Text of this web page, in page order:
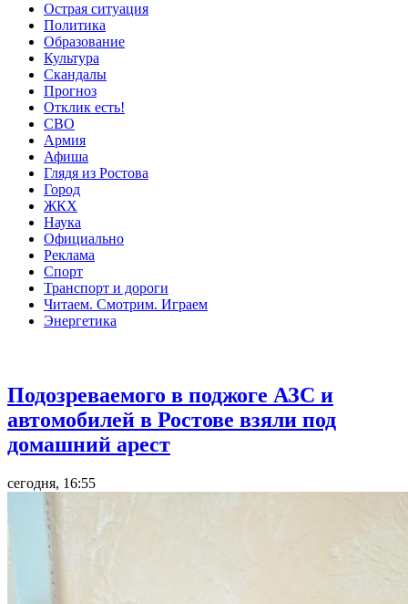
Острая ситуация
Политика
Образование
Культура
Скандалы
Прогноз
Отклик есть!
СВО
Армия
Афиша
Глядя из Ростова
Город
ЖКХ
Наука
Официально
Реклама
Спорт
Транспорт и дороги
Читаем. Смотрим. Играем
Энергетика
Подозреваемого в поджоге АЗС и
автомобилей в Ростове взяли под
домашний арест
сегодня, 16:55